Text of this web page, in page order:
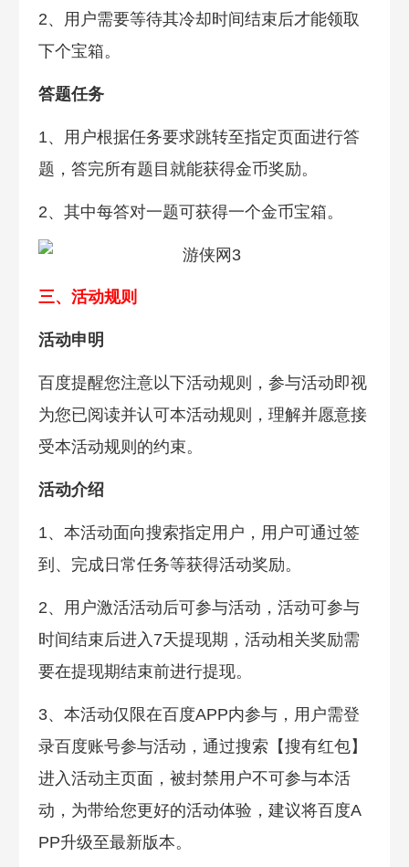
2、用户需要等待其冷却时间结束后才能领取
下个宝箱。
答题任务
1、用户根据任务要求跳转至指定页面进行答
题，答完所有题目就能获得金币奖励。
2、其中每答对一题可获得一个金币宝箱。
三、活动规则
活动申明
百度提醒您注意以下活动规则，参与活动即视
为您已阅读并认可本活动规则，理解并愿意接
受本活动规则的约束。
活动介绍
1、本活动面向搜索指定用户，用户可通过签
到、完成日常任务等获得活动奖励。
2、用户激活活动后可参与活动，活动可参与
时间结束后进入7天提现期，活动相关奖励需
要在提现期结束前进行提现。
3、本活动仅限在百度APP内参与，用户需登
录百度账号参与活动，通过搜索【搜有红包】
进入活动主页面，被封禁用户不可参与本活
动，为带给您更好的活动体验，建议将百度A
PP升级至最新版本。